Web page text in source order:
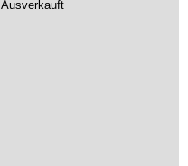
Ausverkauft